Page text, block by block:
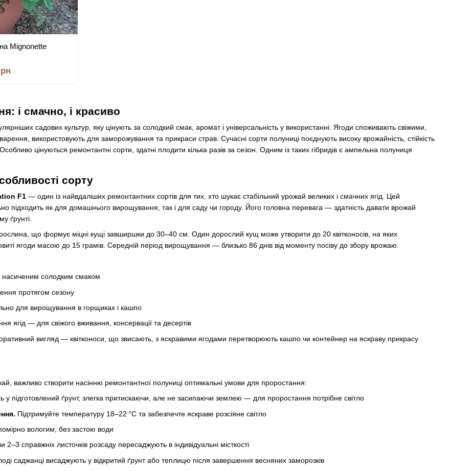
і смачно, і красиво
садових культур, яку цінують за солодкий смак, аромат і універсальність у використанні. Ягоди споживають свіжими,
використовують для заморожування та прикраси страв. Сучасні сорти полуниці поєднують високу врожайність, стійкість
цінуються ремонтантні сорти, здатні плодити кілька разів за сезон. Одним із таких гібридів є ампельна полуниця
сорту
F1 — один із найвдаліших ремонтантних сортів для тих, хто шукає стабільний урожай великих і смачних ягід. Цей
підходить як для домашнього вирощування, так і для саду чи городу. Його головна перевага — здатність давати врожай
ґрунті.
що формує міцні кущі завширшки до 30–40 см. Один дорослий кущ може утворити до 20 квітконосів, на яких
ягоди масою до 15 грамів. Середній період вирощування — близько 86 днів від моменту посіву до збору врожаю.
насиченим солодким смаком
протягом сезону
для вирощування в горщиках і кашпо
ягід — для свіжого вживання, консервації та десертів
вигляд — квітконоси, що звисають, з яскравими ягодами перетворюють кашпо чи контейнер на яскраву прикрасу
важливо створити насінню ремонтантної полуниці оптимальні умови для проростання:
у підготовлений ґрунт, злегка притискаючи, але не засипаючи землею — для проростання потрібне світло
Підтримуйте температуру 18–22 °C та забезпечте яскраве розсіяне світло
вологим, без застою води
2–3 справжніх листочків розсаду пересаджують в індивідуальні місткості
саджанці висаджують у відкритий ґрунт або теплицю після завершення весняних заморозків
Mignonette